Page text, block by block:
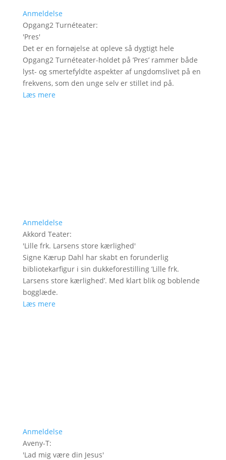
Anmeldelse
Opgang2 Turnéteater:
'Pres'
Det er en fornøjelse at opleve så dygtigt hele
Opgang2 Turnéteater-holdet på ’Pres’ rammer både
lyst- og smertefyldte aspekter af ungdomslivet på en
frekvens, som den unge selv er stillet ind på.
Læs mere
Anmeldelse
Akkord Teater:
'Lille frk. Larsens store kærlighed'
Signe Kærup Dahl har skabt en forunderlig
bibliotekarfigur i sin dukkeforestilling ’Lille frk.
Larsens store kærlighed’. Med klart blik og boblende
bogglæde.
Læs mere
Anmeldelse
Aveny-T:
'Lad mig være din Jesus'